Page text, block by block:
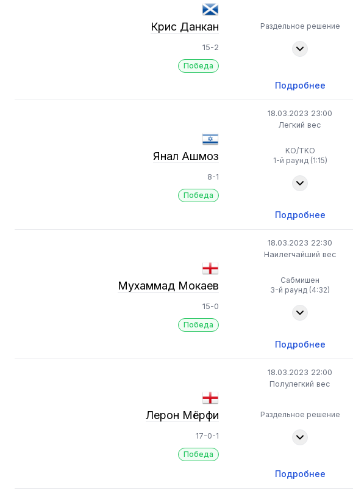
Крис Данкан
15-2
Победа
Раздельное решение
Подробнее
18.03.2023 23:00
Легкий вес
Янал Ашмоз
8-1
Победа
KO/TKO
1-й раунд (1:15)
Подробнее
18.03.2023 22:30
Наилегчайший вес
Мухаммад Мокаев
15-0
Победа
Сабмишен
3-й раунд (4:32)
Подробнее
18.03.2023 22:00
Полулегкий вес
Лерон Мёрфи
17-0-1
Победа
Раздельное решение
Подробнее